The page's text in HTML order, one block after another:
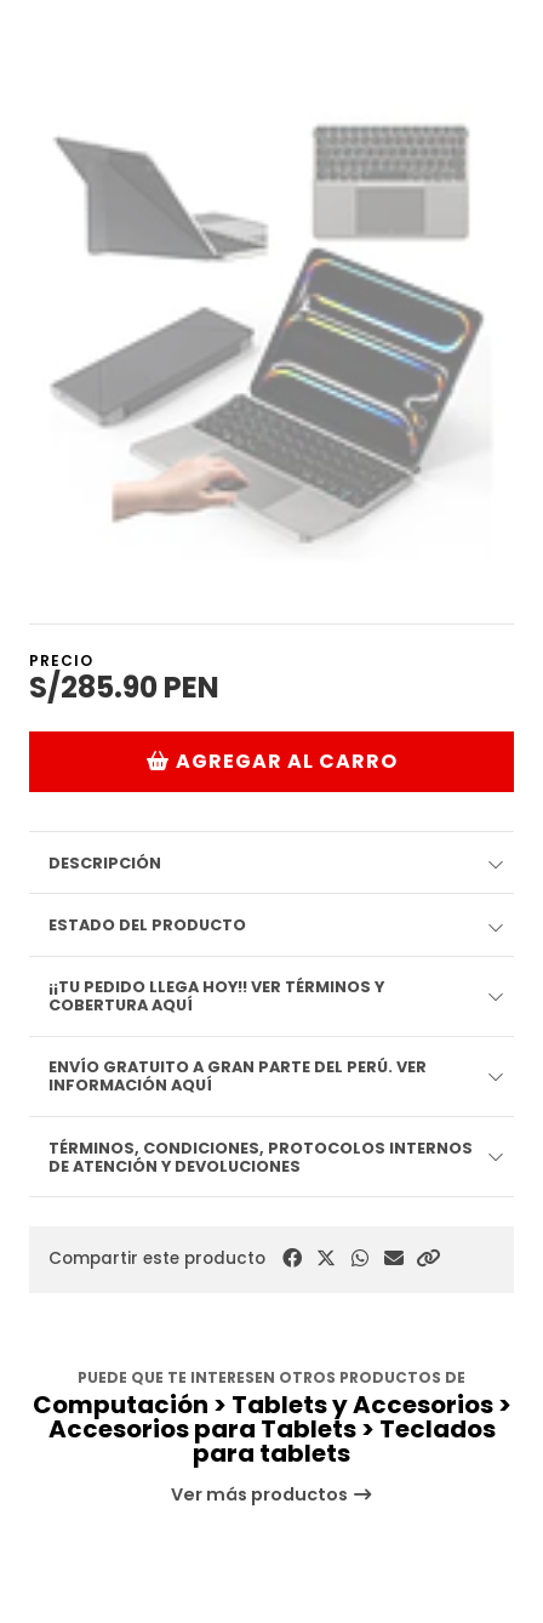
PRECIO
S/285.90 PEN
AGREGAR AL CARRO
DESCRIPCIÓN
ESTADO DEL PRODUCTO
¡¡TU PEDIDO LLEGA HOY!! VER TÉRMINOS Y
COBERTURA AQUÍ
ENVÍO GRATUITO A GRAN PARTE DEL PERÚ. VER
INFORMACIÓN AQUÍ
TÉRMINOS, CONDICIONES, PROTOCOLOS INTERNOS
DE ATENCIÓN Y DEVOLUCIONES
Compartir este producto
PUEDE QUE TE INTERESEN OTROS PRODUCTOS DE
Computación > Tablets y Accesorios >
Accesorios para Tablets > Teclados
para tablets
Ver más productos